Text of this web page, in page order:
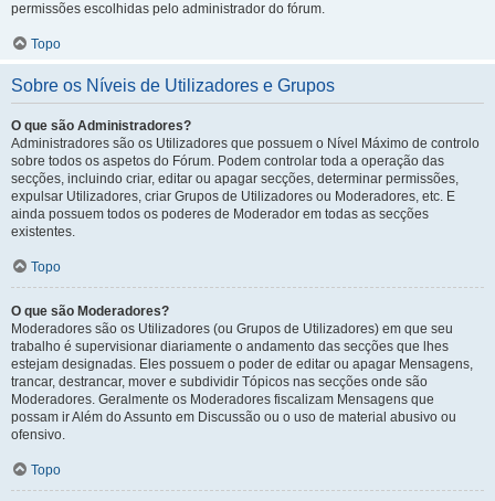
permissões escolhidas pelo administrador do fórum.
Topo
Sobre os Níveis de Utilizadores e Grupos
O que são Administradores?
Administradores são os Utilizadores que possuem o Nível Máximo de controlo
sobre todos os aspetos do Fórum. Podem controlar toda a operação das
secções, incluindo criar, editar ou apagar secções, determinar permissões,
expulsar Utilizadores, criar Grupos de Utilizadores ou Moderadores, etc. E
ainda possuem todos os poderes de Moderador em todas as secções
existentes.
Topo
O que são Moderadores?
Moderadores são os Utilizadores (ou Grupos de Utilizadores) em que seu
trabalho é supervisionar diariamente o andamento das secções que lhes
estejam designadas. Eles possuem o poder de editar ou apagar Mensagens,
trancar, destrancar, mover e subdividir Tópicos nas secções onde são
Moderadores. Geralmente os Moderadores fiscalizam Mensagens que
possam ir Além do Assunto em Discussão ou o uso de material abusivo ou
ofensivo.
Topo